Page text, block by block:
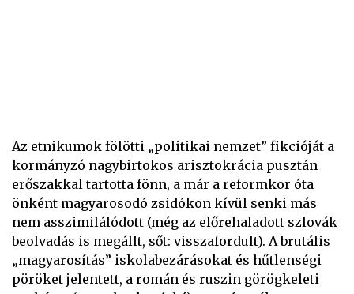
Az etnikumok fölötti „politikai nemzet” fikcióját a
kormányzó nagybirtokos arisztokrácia pusztán
erőszakkal tartotta fönn, a már a reformkor óta
önként magyarosodó zsidókon kívül senki más
nem asszimilálódott (még az előrehaladott szlovák
beolvadás is megállt, sőt: visszafordult). A brutális
„magyarosítás” iskolabezárásokat és hűtlenségi
pöröket jelentett, a román és ruszin görögkeleti